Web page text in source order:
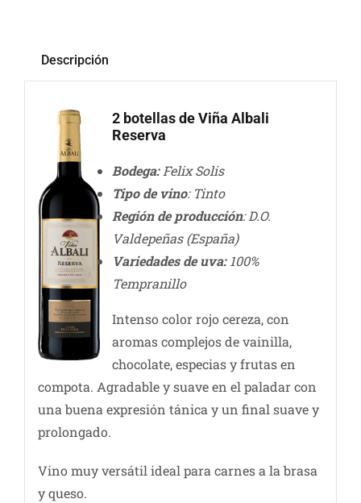
Descripción
2 botellas de Viña Albali
Reserva
Bodega:Felix Solis
Tipo de vino: Tinto
Región de producción: D.O.
Valdepeñas (España)
Variedades de uva: 100%
Tempranillo
Intenso color rojo cereza, con
aromas complejos de vainilla,
chocolate, especias y frutas en
compota. Agradable y suave en el paladar con
una buena expresión tánica y un final suave y
prolongado.
Vino muy versátil ideal para carnes a la brasa
y queso.